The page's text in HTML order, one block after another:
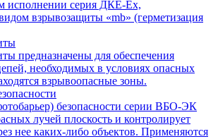
исполнении серия ДКЕ-Ех,
взрывозащиты «mb» (герметизация
предназначены для обеспечения
необходимых в условиях опасных
взрывоопасные зоны.
безопасности серии ВБО-ЭК
лучей плоскость и контролирует
нее каких-либо объектов. Применяются